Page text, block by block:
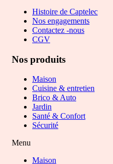
Histoire de Captelec
Nos engagements
Contactez -nous
CGV
Nos produits
Maison
Cuisine & entretien
Brico & Auto
Jardin
Santé & Confort
Sécurité
Menu
Maison